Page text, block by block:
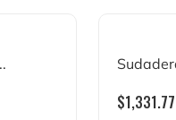
$1,331.77